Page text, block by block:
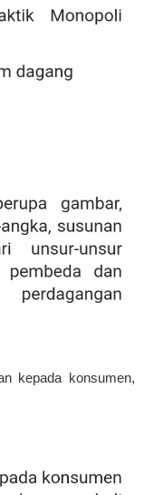
kepada konsumen,